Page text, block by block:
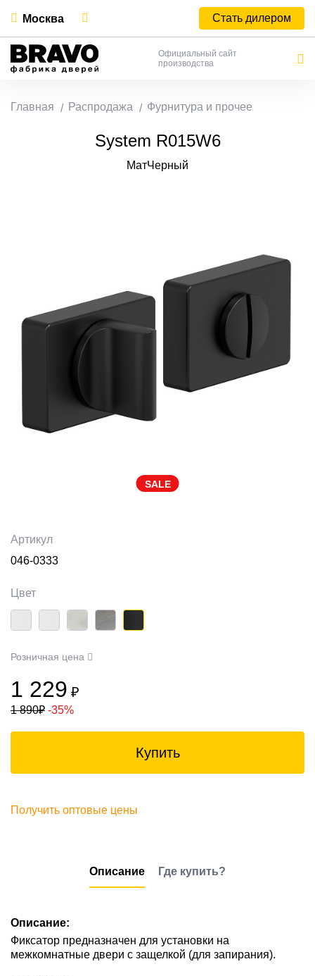
Москва Стать дилером
Официальный сайт
производства
Главная Распродажа Фурнитура и прочее
System R015W6
МатЧерный
SALE
Артикул
046-0333
Цвет
Розничная цена
1 229 ₽
1 890₽ -35%
Купить
Получить оптовые цены
Описание Где купить?
Описание:
Фиксатор предназначен для установки на
межкомнатные двери с защелкой (для запирания).